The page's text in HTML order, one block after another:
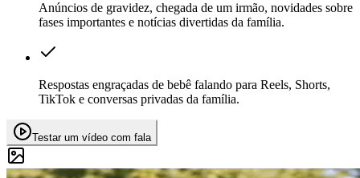
Anúncios de gravidez, chegada de um irmão, novidades sobre
fases importantes e notícias divertidas da família.
Respostas engraçadas de bebê falando para Reels, Shorts,
TikTok e conversas privadas da família.
Testar um vídeo com fala